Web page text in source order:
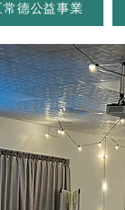
常德公益事業